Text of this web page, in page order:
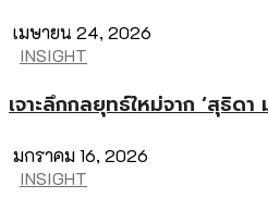
เมษายน 24, 2026
INSIGHT
เจาะลึกกลยุทธ์ใหม่จาก ‘สุธิด
มกราคม 16, 2026
INSIGHT